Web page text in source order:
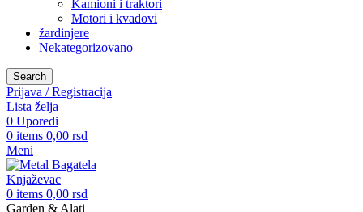
Kamioni i traktori
Motori i kvadovi
žardinjere
Nekategorizovano
Search
Prijava / Registracija
Lista želja
0 Uporedi
0 items 0,00 rsd
Meni
0 items 0,00 rsd
Garden & Alati